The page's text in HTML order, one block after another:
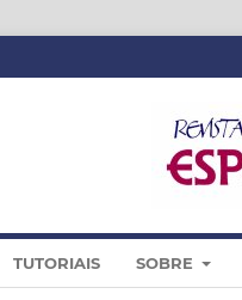
TUTORIAIS SOBRE